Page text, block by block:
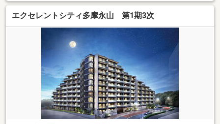
エクセレントシティ多摩永山 第1期3次